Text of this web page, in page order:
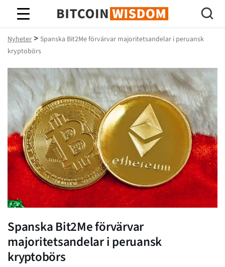
Bitcoin Wisdom
Nyheter > Spanska Bit2Me förvärvar majoritetsandelar i peruansk
kryptobörs
Spanska Bit2Me förvärvar
majoritetsandelar i peruansk
kryptobörs